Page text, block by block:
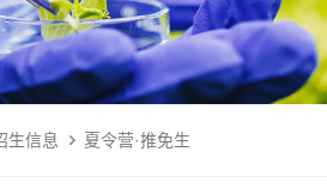
生信息 夏令营·推免生